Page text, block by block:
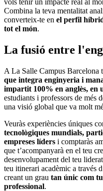
Combina la teva mentalitat
converteix-te en el perfil
tot el món.
La fusió entre
A La Salle Campus Barcelona
que integra enginyeria i
impartit 100% en anglès, en
estudiants i professors de més
una visió global que va molt
Veuràs experiències úniques
tecnològiques mundials,
empreses líders i comptaràs
que t’acompanyarà en el teu
desenvolupament del teu
teu itinerari acadèmic a través
creant un grau tan únic com
professional.